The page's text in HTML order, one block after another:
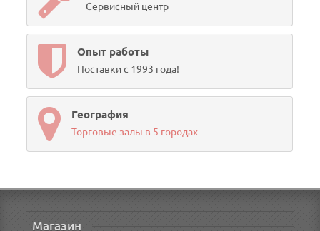
Сервисный центр
Опыт работы
Поставки с 1993 года!
География
Торговые залы в 5 городах
Магазин